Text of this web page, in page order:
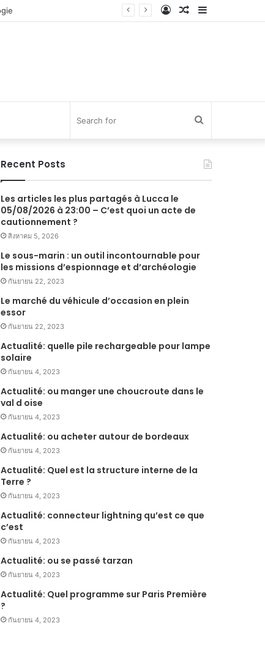
Sidebar
Random
Log
Recent Posts
Les articles les plus partagés à Lucca le
05/08/2026 à 23:00 – C’est quoi un acte de
cautionnement ?
สิงหาคม 5, 2026
Le sous-marin : un outil incontournable pour
les missions d’espionnage et d’archéologie
กันยายน 22, 2023
Le marché du véhicule d’occasion en plein
essor
กันยายน 22, 2023
Actualité: quelle pile rechargeable pour lampe
solaire
กันยายน 4, 2023
Actualité: ou manger une choucroute dans le
val d oise
กันยายน 4, 2023
Actualité: ou acheter autour de bordeaux
กันยายน 4, 2023
Actualité: Quel est la structure interne de la
Terre ?
กันยายน 4, 2023
Actualité: connecteur lightning qu’est ce que
c’est
กันยายน 4, 2023
Actualité: ou se passé tarzan
กันยายน 4, 2023
Actualité: Quel programme sur Paris Première
?
กันยายน 4, 2023